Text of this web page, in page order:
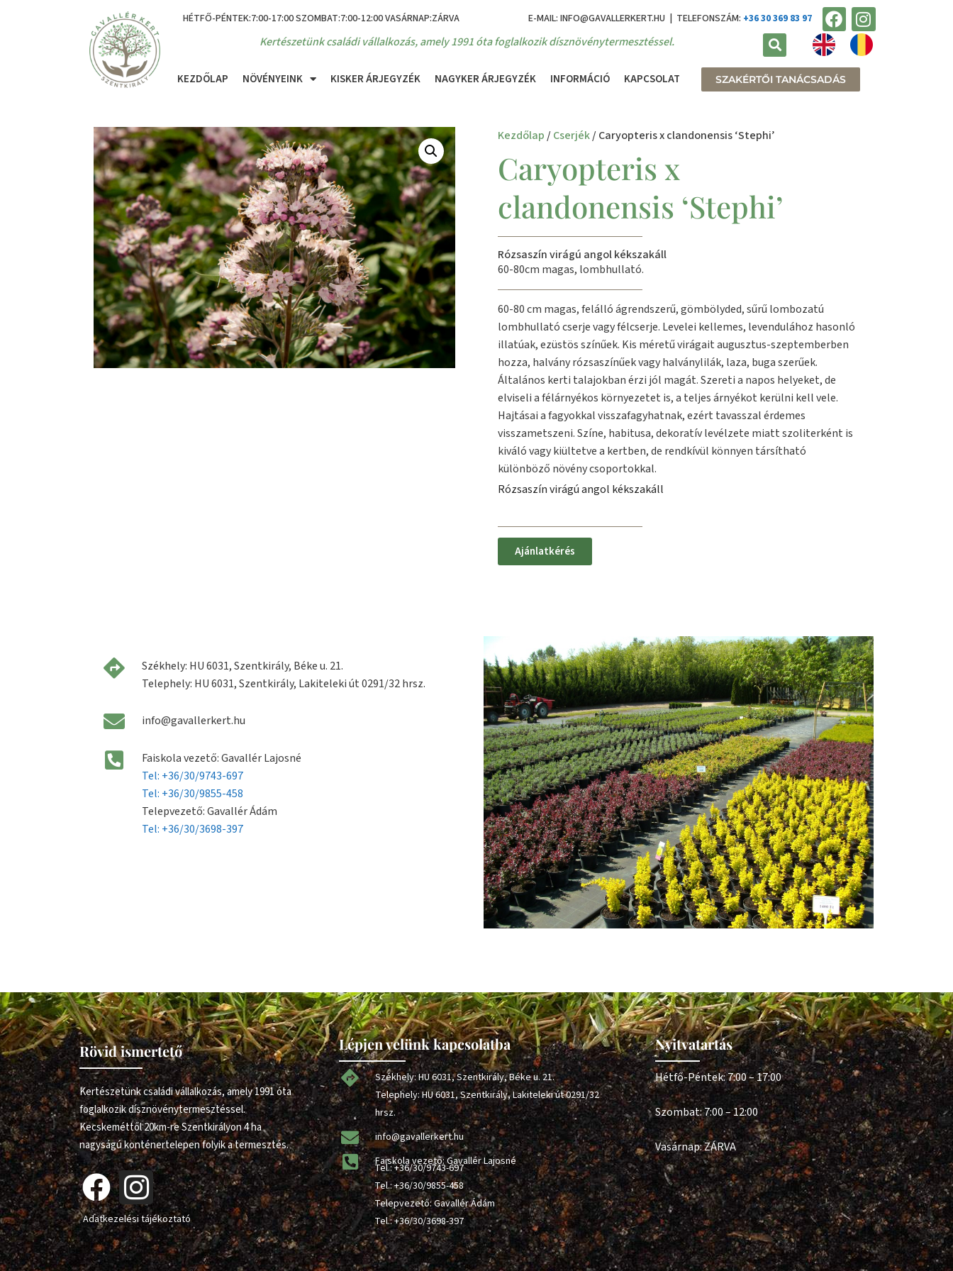
HÉTFŐ-PÉNTEK:7:00-17:00 SZOMBAT:7:00-12:00 VASÁRNAP:ZÁRVA E-MAIL: INFO@GAVALLERKERT.HU | TELEFONSZÁM: +36 30 369 83 97
Kertészetünk családi vállalkozás, amely 1991 óta foglalkozik dísznövénytermesztéssel.
KEZDŐLAP NÖVÉNYEINK KISKER ÁRJEGYZÉK NAGYKER ÁRJEGYZÉK INFORMÁCIÓ KAPCSOLAT SZAKÉRTŐI TANÁCSADÁS
Kezdőlap /Cserjék/ Caryopteris x clandonensis ‘Stephi’
Caryopteris x
clandonensis ‘Stephi’
Rózsaszín virágú angol kékszakáll
60-80cm magas, lombhullató.
60-80 cm magas, felálló ágrendszerű, gömbölyded, sűrű lombozatú
lombhullató cserje vagy félcserje. Levelei kellemes, levendulához hasonló
illatúak, ezüstös színűek. Kis méretű virágait augusztus-szeptemberben
hozza, halvány rózsaszínűek vagy halványlilák, laza, buga szerűek.
Általános kerti talajokban érzi jól magát. Szereti a napos helyeket, de
elviseli a félárnyékos környezetet is, a teljes árnyékot kerülni kell vele.
Hajtásai a fagyokkal visszafagyhatnak, ezért tavasszal érdemes
visszametszeni. Színe, habitusa, dekoratív levélzete miatt szoliterként is
kiváló vagy kiültetve a kertben, de rendkívül könnyen társítható
különböző növény csoportokkal.
Rózsaszín virágú angol kékszakáll
Ajánlatkérés
Székhely: HU 6031, Szentkirály, Béke u. 21.
Telephely: HU 6031, Szentkirály, Lakiteleki út 0291/32 hrsz.
info@gavallerkert.hu
Faiskola vezető: Gavallér Lajosné
Tel: +36/30/9743-697
Tel: +36/30/9855-458
Telepvezető: Gavallér Ádám
Tel: +36/30/3698-397
Rövid ismertető
Kertészetünk családi vállalkozás, amely 1991 óta
foglalkozik dísznövénytermesztéssel.
Kecskeméttől 20km-re Szentkirályon 4 ha
nagyságú konténertelepen folyik a termesztés.
Adatkezelési tájékoztató
Lépjen velünk kapcsolatba
Székhely: HU 6031, Szentkirály, Béke u. 21.
Telephely: HU 6031, Szentkirály, Lakiteleki út 0291/32
hrsz.
info@gavallerkert.hu
Faiskola vezető: Gavallér Lajosné
Tel.:+36/30/9743-697
Tel.:+36/30/9855-458
Telepvezető: Gavallér Ádám
Tel.:+36/30/3698-397
Nyitvatartás
Hétfő-Péntek: 7:00 – 17:00
Szombat: 7:00 – 12:00
Vasárnap: ZÁRVA